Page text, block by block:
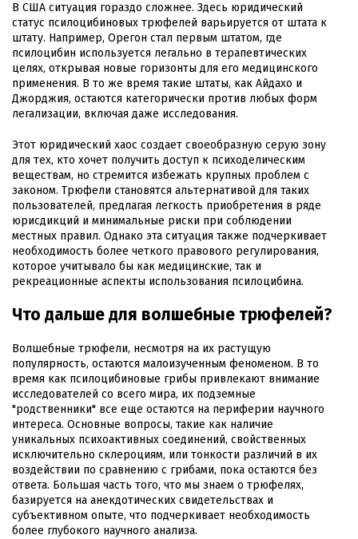
В США ситуация гораздо сложнее. Здесь юридический
статус псилоцибиновых трюфелей варьируется от штата к
штату. Например, Орегон стал первым штатом, где
псилоцибин используется легально в терапевтических
целях, открывая новые горизонты для его медицинского
применения. В то же время такие штаты, как Айдахо и
Джорджия, остаются категорически против любых форм
легализации, включая даже исследования.
Этот юридический хаос создает своеобразную серую зону
для тех, кто хочет получить доступ к психоделическим
веществам, но стремится избежать крупных проблем с
законом. Трюфели становятся альтернативой для таких
пользователей, предлагая легкость приобретения в ряде
юрисдикций и минимальные риски при соблюдении
местных правил. Однако эта ситуация также подчеркивает
необходимость более четкого правового регулирования,
которое учитывало бы как медицинские, так и
рекреационные аспекты использования псилоцибина.
Что дальше для волшебные трюфелей?
Волшебные трюфели, несмотря на их растущую
популярность, остаются малоизученным феноменом. В то
время как псилоцибиновые грибы привлекают внимание
исследователей со всего мира, их подземные
"родственники" все еще остаются на периферии научного
интереса. Основные вопросы, такие как наличие
уникальных психоактивных соединений, свойственных
исключительно склероциям, или тонкости различий в их
воздействии по сравнению с грибами, пока остаются без
ответа. Большая часть того, что мы знаем о трюфелях,
базируется на анекдотических свидетельствах и
субъективном опыте, что подчеркивает необходимость
более глубокого научного анализа.